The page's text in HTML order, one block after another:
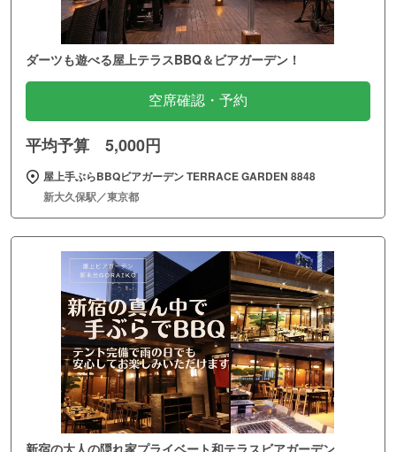
ダーツも遊べる屋上テラスBBQ＆ビアガーデン！
空席確認・予約
平均予算 5,000円
屋上手ぶらBBQビアガーデン TERRACE GARDEN 8848
新大久保駅／東京都